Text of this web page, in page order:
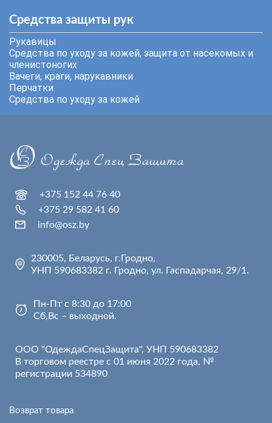
Средства защиты рук
Рукавицы
Средства по уходу за кожей, защита от насекомых и
членистоногих
Вачеги, краги, нарукавники
Перчатки
Средства по уходу за кожей
+375 152 44 76 40
+375 29 582 41 60
info@osz.by
230005, Беларусь, г.Гродно,
УНП 590683382 г. Гродно, ул. Гаспадарчая, 29/1.
Пн-Пт с 8:30 до 17:00
Сб,Вс – выходной.
ООО "ОдеждаСпецЗащита", УНП 590683382
В торговом реестре с 01 июня 2022 года, №
регистрации 534890
Возврат товара